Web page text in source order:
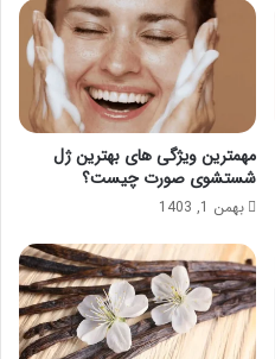
مهمترین ویژگی های بهترین ژل
شستشوی صورت چیست؟
بهمن 1, 1403